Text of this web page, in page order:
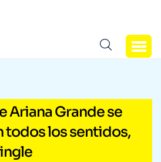
Ariana Grande se
todos los sentidos,